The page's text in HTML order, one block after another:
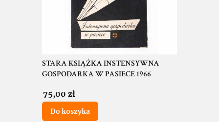
STARA KSIĄŻKA INSTENSYWNA
GOSPODARKA W PASIECE 1966
Cena
75,00 zł
Do koszyka